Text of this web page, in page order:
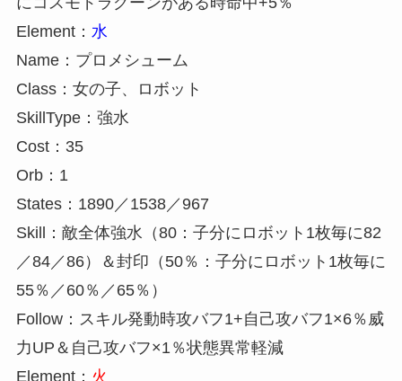
Element： 水
Name：プロメシューム
Class：女の子、ロボット
SkillType：強水
Cost：35
Orb：1
States：1890／1538／967
Skill：敵全体強水（80：子分にロボット1枚毎に82
／84／86）＆封印（50％：子分にロボット1枚毎に
55％／60％／65％）
Follow：スキル発動時攻バフ1+自己攻バフ1×6％威
力UP＆自己攻バフ×1％状態異常軽減
Element： 火